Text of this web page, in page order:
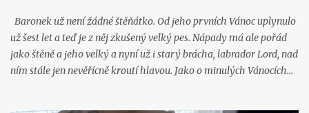
Baronek už není žádné štěňátko. Od jeho prvních Vánoc uplynulo
už šest let a teď je z něj zkušený velký pes. Nápady má ale pořád
jako štěně a jeho velký a nyní už i starý brácha, labrador Lord, nad
ním stále jen nevěřícně kroutí hlavou. Jako o minulých Vánocích…